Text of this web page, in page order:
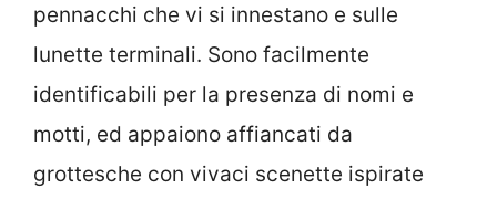
pennacchi che vi si innestano e sulle
lunette terminali. Sono facilmente
identificabili per la presenza di nomi e
motti, ed appaiono affiancati da
grottesche con vivaci scenette ispirate